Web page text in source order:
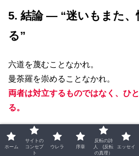
5. 結論 ― “迷いもまた、
る”
六道を蔑むことなかれ。
曼荼羅を崇めることなかれ。
両者は対立するものではなく、ひ
る。
六道を知らずして曼荼羅は理解で
曼荼羅を知らずして六道の意味は
ホーム
サイトの
コンセプ
ト
ウレラ 序章
反転の詩
人 (反転
の真理）
エッセイ